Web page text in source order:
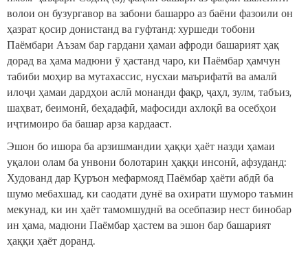
волои он бузургавор ва забони башарро аз баёни фазоили он
ҳазрат қосир донистанд ва гуфтанд: хуршеди тобони
Паёмбари Аъзам бар гардани ҳамаи афроди башарият ҳақ
дорад ва ҳама мадюни ӯ ҳастанд чаро, ки Паёмбар ҳамчун
табиби моҳир ва мутахассис, нусхаи маърифатӣ ва амалӣ
илоҷи ҳамаи дардҳои аслӣ монанди фақр, ҷаҳл, зулм, табъиз,
шаҳват, беимонӣ, беҳадафӣ, мафосиди ахлоқӣ ва осебҳои
иҷтимоиро ба башар арза кардааст.
Эшон бо ишора ба арзишмандии ҳаққи ҳаёт назди ҳамаи
уқалои олам ба унвони болотарин ҳаққи инсонӣ, афзуданд:
Худованд дар Қуръон мефармояд Паёмбар ҳаёти абдӣ ба
шумо мебахшад, ки саодати дунё ва охирати шуморо таъмин
мекунад, ки ин ҳаёт тамомшуднӣ ва осебпазир нест бинобар
ин ҳама, мадюни Паёмбар ҳастем ва эшон бар башарият
ҳаққи ҳаёт доранд.